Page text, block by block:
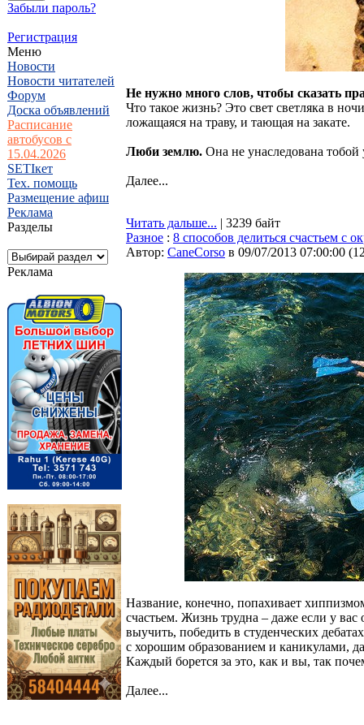
Забыли пароль?
Регистрация
Меню
Новости
Новости читателей
Форум
Доска объявлений
Расписание
автобусов с
15.04.2026
SETIкет
Тех. помощь
Размещение афиш
Реклама
Разделы
Реклама
Не нужно много слов, чтобы сказать
Что такое жизнь? Это свет светляка в
ложащаяся на траву, и тающая на закате.
Люби землю. Она не унаследована
Далее...
Читать дальше... | 3239 байт
Разное : 8 способов делиться счастьем с
Автор: CaneCorso в 09/07/2013 07:00:00 (
Название, конечно, попахивает
счастьем. Жизнь трудна – даже если у
выучить, победить в студенческих
с хорошим образованием и каникулами,
Каждый борется за это, как и вы, так
Далее...